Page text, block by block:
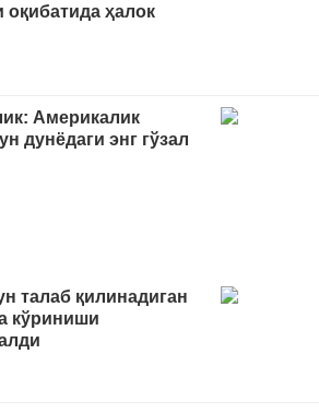
оқибатида ҳалок
Америкалик
дунёдаги энг гўзал
талаб қилинадиган
кўриниши